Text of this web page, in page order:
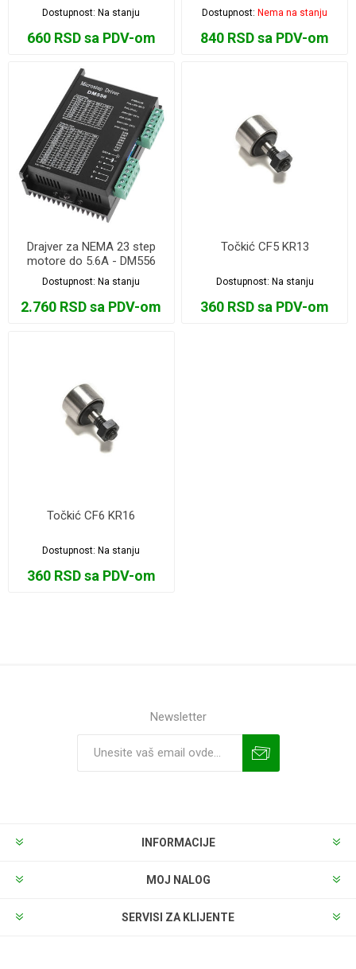
Dostupnost:Na stanju
660 RSD sa PDV-om
Dostupnost:Nema na stanju
840 RSD sa PDV-om
Drajver za NEMA 23 step
motore do 5.6A - DM556
Dostupnost: Na stanju
2.760 RSD sa PDV-om
Točkić CF5 KR13
Dostupnost: Na stanju
360 RSD sa PDV-om
Točkić CF6 KR16
Dostupnost: Na stanju
360 RSD sa PDV-om
Newsletter
INFORMACIJE
MOJ NALOG
SERVISI ZA KLIJENTE